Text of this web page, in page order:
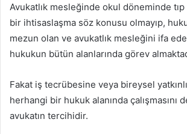
Avukatlık mesleğinde okul döneminde
bir ihtisaslaşma söz konusu olmayıp,
mezun olan ve avukatlık mesleğini ifa
hukukun bütün alanlarında görev
Fakat iş tecrübesine veya bireysel
herhangi bir hukuk alanında çalışmasını
avukatın tercihidir.